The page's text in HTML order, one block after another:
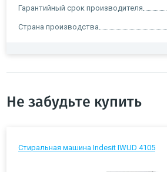
Гарантийный срок производителя
Страна производства
Не забудьте купить
Стиральная машина Indesit IWUD 4105